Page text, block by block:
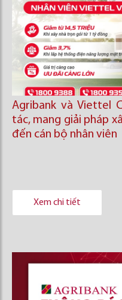
Agribank và Viettel
tác, mang giải pháp
đến cán bộ nhân viên
Xem chi tiết